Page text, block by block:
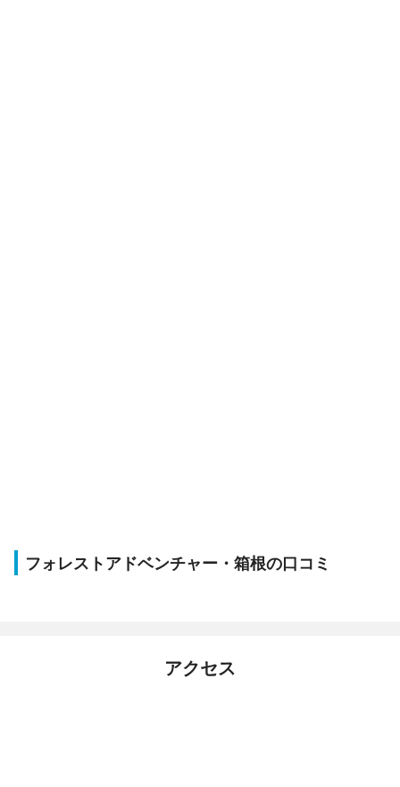
フォレストアドベンチャー・箱根の口コミ
アクセス